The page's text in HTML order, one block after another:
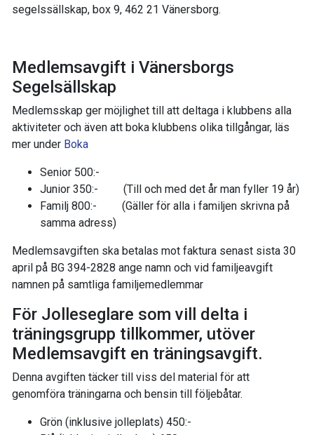
segelssällskap, box 9, 462 21 Vänersborg.
Medlemsavgift i Vänersborgs
Segelsällskap
Medlemsskap ger möjlighet till att deltaga i klubbens alla
aktiviteter och även att boka klubbens olika tillgångar, läs
mer under Boka
Senior 500:-
Junior 350:- (Till och med det år man fyller 19 år)
Familj 800:- (Gäller för alla i familjen skrivna på
samma adress)
Medlemsavgiften ska betalas mot faktura senast sista 30
april på BG 394-2828 ange namn och vid familjeavgift
namnen på samtliga familjemedlemmar
För Jolleseglare som vill delta i
träningsgrupp tillkommer, utöver
Medlemsavgift en träningsavgift.
Denna avgiften täcker till viss del material för att
genomföra träningarna och bensin till följebåtar.
Grön (inklusive jolleplats) 450:-